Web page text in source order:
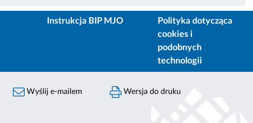
Instrukcja BIP MJO
Polityka dotycząca
cookies i
podobnych
technologii
Wyślij e-mailem Wersja do druku